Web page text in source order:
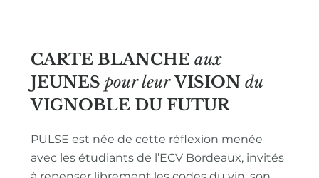
CARTE BLANCHE aux
JEUNES pour leur VISION du
VIGNOBLE DU FUTUR
PULSE est née de cette réflexion menée
avec les étudiants de l’ECV Bordeaux, invités